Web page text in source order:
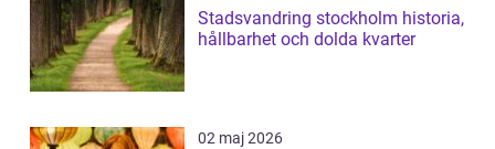
Stadsvandring stockholm historia,
hållbarhet och dolda kvarter
02 maj 2026